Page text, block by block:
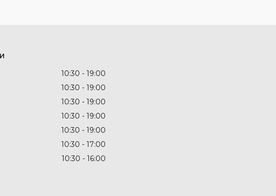
10:30
19:00
10:30
19:00
10:30
19:00
10:30
19:00
10:30
19:00
10:30
17:00
10:30 16:00